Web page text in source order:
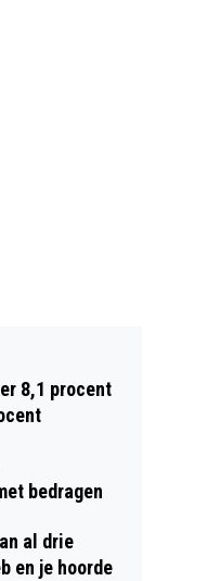
8,1 procent
bedragen
al drie
en je hoorde